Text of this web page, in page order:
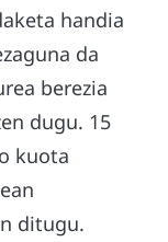
handia
da
berezia
dugu. 15
kuota
ditugu.